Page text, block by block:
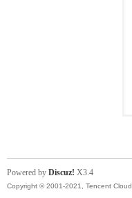
Powered by Discuz! X3.4
Copyright © 2001-2021, Tencent Cloud.